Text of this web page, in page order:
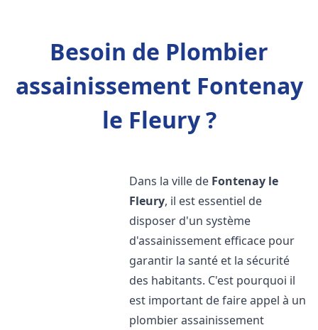
Besoin de Plombier
assainissement Fontenay
le Fleury ?
Dans la ville de Fontenay le
Fleury, il est essentiel de
disposer d'un système
d'assainissement efficace pour
garantir la santé et la sécurité
des habitants. C'est pourquoi il
est important de faire appel à un
plombier assainissement